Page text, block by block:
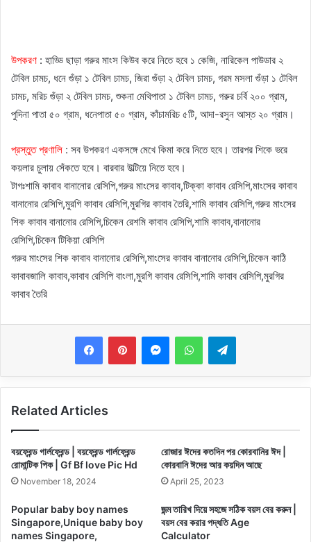
উপকরণ : হাড্ডি ছাড়া গরুর মাংস কিউব করে নিতে হবে ১ কেজি, নারিকেল পাউডার ২
টেবিল চামচ, ধনে গুঁড়া ১ টেবিল চামচ, জিরা গুঁড়া ২ টেবিল চামচ, গরম মসলা গুঁড়া ১ টেবিল
চামচ, মরিচ গুঁড়া ২ টেবিল চামচ, শুকনা মেথিপাতা ১ টেবিল চামচ, গরুর চর্বি ২০০ গ্রাম,
পুদিনা পাতা ৫০ গ্রাম, ধনেপাতা ৫০ গ্রাম, কাঁচামরিচ ৫টি, আদা-রসুন আস্ত ২০ গ্রাম।
প্রস্তুত প্রণালি : সব উপকরণ একসঙ্গে মেখে কিমা করে নিতে হবে। তারপর শিকে ভরে
কয়লার চুলায় সেঁকতে হবে। বারবার উল্টিয়ে নিতে হবে।
টাগঃশামি কাবাব বানানোর রেসিপি,গরুর মাংসের কাবাব,টিক্কা কাবাব রেসিপি,মাংসের কাবাব
বানানোর রেসিপি,মুরগি কাবাব রেসিপি,মুরগির কাবাব তৈরি,শামি কাবাব রেসিপি,গরুর মাংসের
শিক কাবাব বানানোর রেসিপি,চিকেন রেশমি কাবাব রেসিপি,শামি কাবাব,বানানোর
রেসিপি,চিকেন টিকিয়া রেসিপি
গরুর মাংসের শিক কাবাব বানানোর রেসিপি,মাংসের কাবাব বানানোর রেসিপি,চিকেন কাঠি
কাবাবজালি কাবাব,কাবাব রেসিপি বাংলা,মুরগি কাবাব রেসিপি,শামি কাবাব রেসিপি,মুরগির
কাবাব তৈরি
MessengerWhatsAppTelegram
Related Articles
বয়ফ্রেন্ড গার্লফ্রেন্ড | বয়ফ্রেন্ড গার্লফ্রেন্ড
রোমান্টিক পিক | Gf Bf love Pic Hd
November 18, 2024
রোজার ঈদের কতদিন পর কোরবানির ঈদ |
কোরবানি ঈদের আর কয়দিন আছে
April 25, 2023
Popular baby boy names
Singapore,Unique baby boy
names Singapore,
জন্ম তারিখ দিয়ে সহজে সঠিক বয়স বের করুন |
বয়স বের করার পদ্ধতি Age
Calculator